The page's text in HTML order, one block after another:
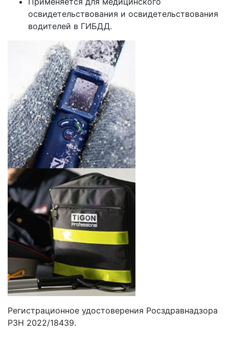
освидетельствования и освидетельствования
водителей в ГИБДД.
Регистрационное удостоверения Росздравнадзора
РЗН 2022/18439.